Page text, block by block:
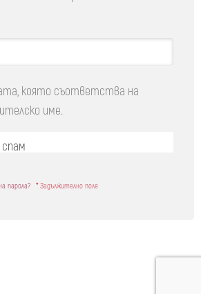
която съответства на
име.
парола? *Задължително поле